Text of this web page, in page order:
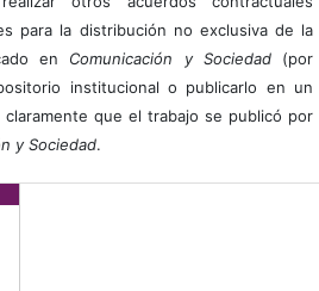
para la distribución no exclusiva de la
en Comunicación y Sociedad(por
institucional o publicarlo en un
que el trabajo se publicó por
y Sociedad.